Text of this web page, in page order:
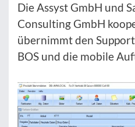
Die Assyst GmbH und
Consulting GmbH
übernimmt den
BOS und die mobile